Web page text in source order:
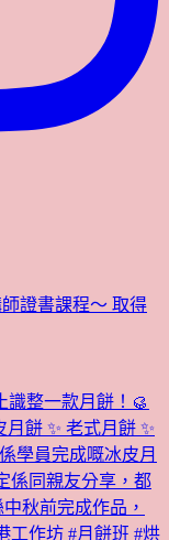
證書課程～ 取得